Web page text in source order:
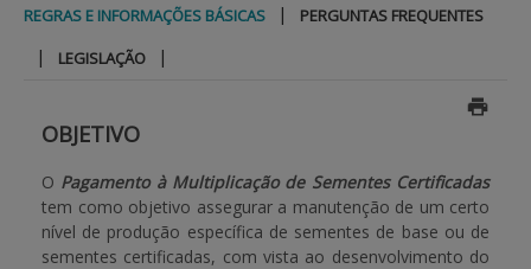
PAYMENTS
Login / Register
REGRAS E INFORMAÇÕES BÁSICAS | PERGUNTAS FREQUENTES
| LEGISLAÇÃO |
OBJETIVO
O Pagamento à Multiplicação de Sementes Certificadas
tem como objetivo assegurar a manutenção de um certo
nível de produção específica de sementes de base ou de
sementes certificadas, com vista ao desenvolvimento do